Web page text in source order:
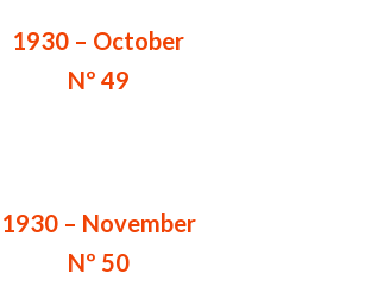
1930 – October
Nº 49
1930 – November
Nº 50